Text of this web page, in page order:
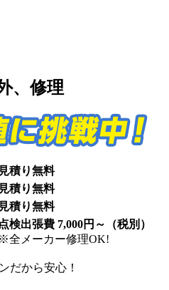
、修理
見積り無料
見積り無料
見積り無料
点検出張費 7,000円～（税別）
※全メーカー修理OK!
だから安心！